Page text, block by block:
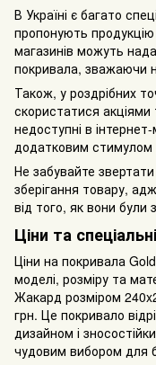
В Україні є багато
пропонують
магазинів можуть
покривала, зважаючи
Також, у роздрібних
скористатися
недоступні в
додатковим стимулом
Не забувайте
зберігання товару,
від того, як вони
Ціни та
Ціни на покривала
моделі, розміру та
Жакард розміром
грн. Це покривало
дизайном і
чудовим вибором для